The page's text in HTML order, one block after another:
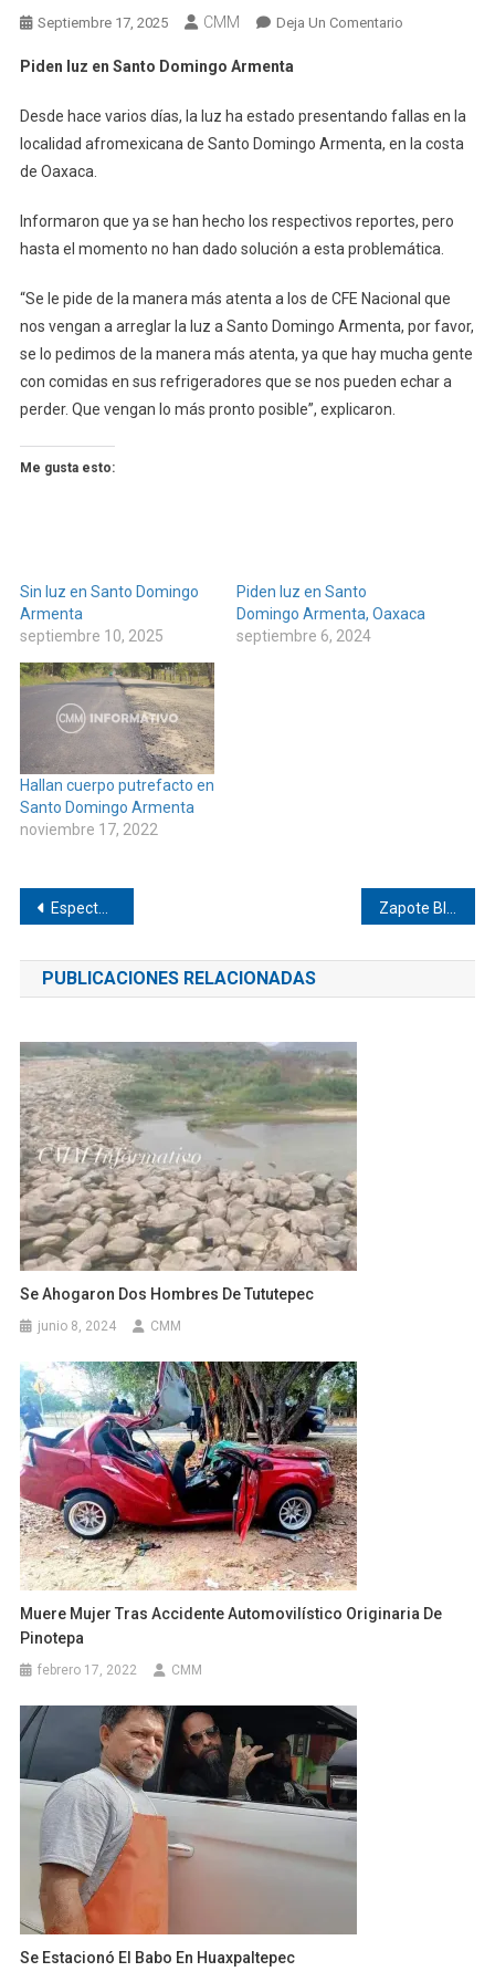
Septiembre 17, 2025 CMM Deja Un ComentarioEn
Santo
Domingo
Piden luz en Santo Domingo Armenta
Desde hace varios días, la luz ha estado presentando fallas en la
localidad afromexicana de Santo Domingo Armenta, en la costa
de Oaxaca.
Informaron que ya se han hecho los respectivos reportes, pero
hasta el momento no han dado solución a esta problemática.
“Se le pide de la manera más atenta a los de CFE Nacional que
nos vengan a arreglar la luz a Santo Domingo Armenta, por favor,
se lo pedimos de la manera más atenta, ya que hay mucha gente
con comidas en sus refrigeradores que se nos pueden echar a
perder. Que vengan lo más pronto posible”, explicaron.
Me gusta esto:
Sin luz en Santo Domingo
Armenta
septiembre 10, 2025
Piden luz en Santo
Domingo Armenta, Oaxaca
septiembre 6, 2024
Hallan cuerpo putrefacto en
Santo Domingo Armenta
noviembre 17, 2022
Navegación
de
entradas
Espectacular Grito de Independencia en Pinotepa
PUBLICACIONES RELACIONADAS
Se Ahogaron Dos Hombres De Tututepec
junio 8, 2024 CMM
Muere Mujer Tras Accidente Automovilístico Originaria De
Pinotepa
febrero 17, 2022 CMM
Se Estacionó El Babo En Huaxpaltepec